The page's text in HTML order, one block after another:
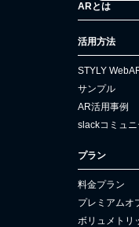
ARとは
活用方法
STYLY
サンプル
AR活用事例
slackコミュニ
プラン
料金プラン
プレミアムオ
ボリュメトリ